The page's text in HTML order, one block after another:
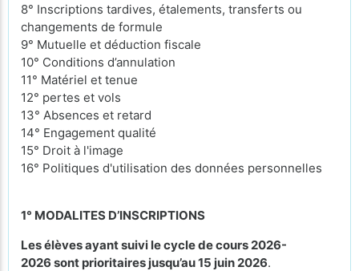
8° Inscriptions tardives, étalements, transferts ou
changements de formule
9° Mutuelle et déduction fiscale
10° Conditions d’annulation
11° Matériel et tenue
12° pertes et vols
13° Absences et retard
14° Engagement qualité
15° Droit à l'image
16° Politiques d'utilisation des données personnelles
1° MODALITES D’INSCRIPTIONS
Les élèves ayant suivi le cycle de cours 2026-
2026 sont prioritaires jusqu’au 15 juin 2026.